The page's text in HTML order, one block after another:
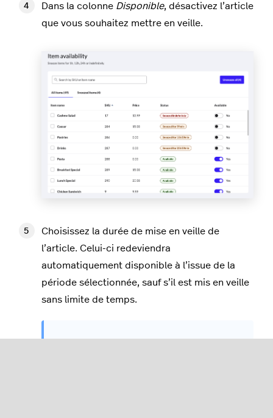
Dans la colonne Disponible, désactivez l’article
que vous souhaitez mettre en veille.
Choisissez la durée de mise en veille de
l’article. Celui-ci redeviendra
automatiquement disponible à l’issue de la
période sélectionnée, sauf s’il est mis en veille
sans limite de temps.